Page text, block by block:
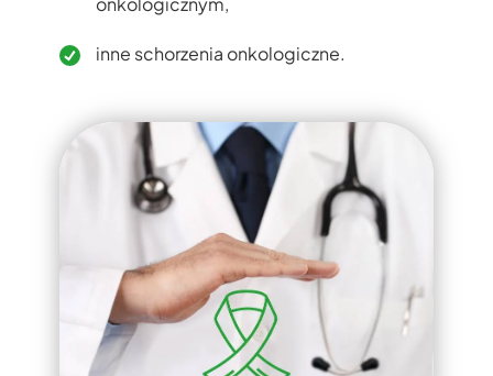
inne schorzenia onkologiczne.